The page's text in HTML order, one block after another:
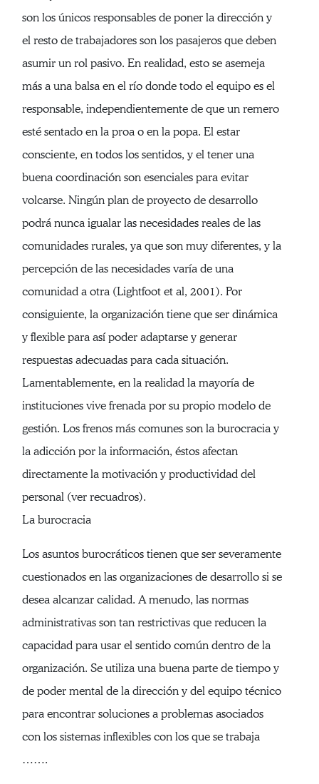
son los únicos responsables de poner la dirección y
el resto de trabajadores son los pasajeros que deben
asumir un rol pasivo. En realidad, esto se asemeja
más a una balsa en el río donde todo el equipo es el
responsable, independientemente de que un remero
esté sentado en la proa o en la popa. El estar
consciente, en todos los sentidos, y el tener una
buena coordinación son esenciales para evitar
volcarse. Ningún plan de proyecto de desarrollo
podrá nunca igualar las necesidades reales de las
comunidades rurales, ya que son muy diferentes, y la
percepción de las necesidades varía de una
comunidad a otra (Lightfoot et al, 2001). Por
consiguiente, la organización tiene que ser dinámica
y flexible para así poder adaptarse y generar
respuestas adecuadas para cada situación.
Lamentablemente, en la realidad la mayoría de
instituciones vive frenada por su propio modelo de
gestión. Los frenos más comunes son la burocracia y
la adicción por la información, éstos afectan
directamente la motivación y productividad del
personal (ver recuadros).
La burocracia
Los asuntos burocráticos tienen que ser severamente
cuestionados en las organizaciones de desarrollo si se
desea alcanzar calidad. A menudo, las normas
administrativas son tan restrictivas que reducen la
capacidad para usar el sentido común dentro de la
organización. Se utiliza una buena parte de tiempo y
de poder mental de la dirección y del equipo técnico
para encontrar soluciones a problemas asociados
con los sistemas inflexibles con los que se trabaja
…….